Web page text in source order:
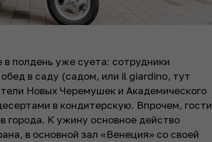
полдень уже суета: сотрудники
в саду (садом, или il giardino, тут
Новых Черемушек и Академического
в кондитерскую. Впрочем, гости
города. К ужину основное действо
в основной зал «Венеция» со своей